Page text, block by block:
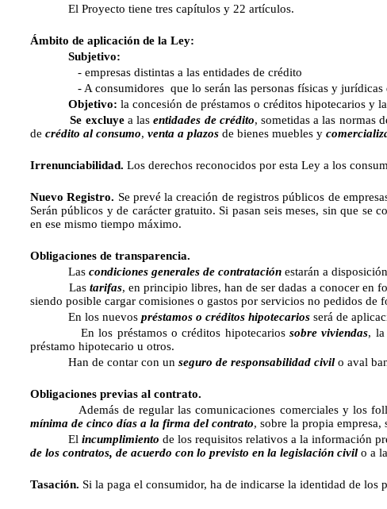
El Proyecto tiene tres capítulos y 22 artículos.
Ámbito de aplicación de la Ley:
Subjetivo:
- empresas distintas a las entidades de crédito
- A consumidores que lo serán las personas físicas y jurídicas
Objetivo: la concesión de préstamos o créditos hipotecarios y
Se excluye a lasentidades de crédito, sometidas a las normas
de crédito al consumo, venta a plazos de bienes muebles y
Irrenunciabilidad. Los derechos reconocidos por esta Ley a los
Nuevo Registro. Se prevé la creación de registros públicos de
Serán públicos y de carácter gratuito. Si pasan seis meses, sin que se
en ese mismo tiempo máximo.
Obligaciones de transparencia.
Las condiciones generales de contratación estarán a
Las tarifas, en principio libres, han de ser dadas a conocer en
siendo posible cargar comisiones o gastos por servicios no pedidos de
En los nuevos préstamos o créditos hipotecarios será de
En los préstamos o créditos hipotecarios sobre viviendas, la
préstamo hipotecario u otros.
Han de contar con un seguro de responsabilidad civil o aval
Obligaciones previas al contrato.
Además de regular las comunicaciones comerciales y los
mínima de cinco días a la firma del contrato, sobre la propia
El incumplimiento de los requisitos relativos a la información
de los contratos, de acuerdo con lo previsto en la legislación civil o a
Tasación. Si la paga el consumidor, ha de indicarse la identidad de